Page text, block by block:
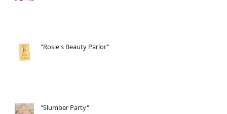
"Rosie's Beauty Parlor"
"Slumber Party"